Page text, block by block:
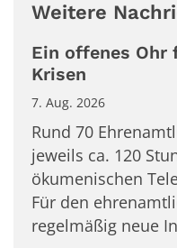
Weitere
Ein offenes Ohr
Krisen
7. Aug. 2026
Rund 70
jeweils ca. 120
ökumenischen
Für den
regelmäßig neue